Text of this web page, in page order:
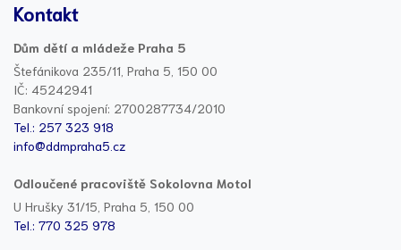
Kontakt
Dům dětí a mládeže Praha 5
Štefánikova 235/11, Praha 5, 150 00
IČ: 45242941
Bankovní spojení: 2700287734/2010
Tel.: 257 323 918
info@ddmpraha5.cz
Odloučené pracoviště Sokolovna Motol
U Hrušky 31/15, Praha 5, 150 00
Tel.: 770 325 978